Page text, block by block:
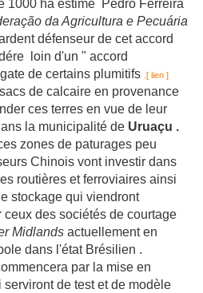
1000 ha estime Pedro Ferreira
da Agricultura e Pecuária
défenseur de cet accord
loin d'un " accord
de certains plumitifs .[ lien ]
de calcaire en provenance
ces terres en vue de leur
la municipalité de Uruaçu .
zones de paturages peu
Chinois vont investir dans
routières et ferroviaires ainsi
stockage qui viendront
des sociétés de courtage
Midlands actuellement en
dans l'état Brésilien .
par la mise en
de test et de modèle